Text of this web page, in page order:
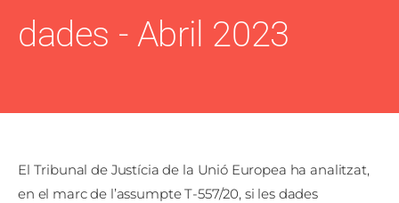
dades - Abril 2023
El Tribunal de Justícia de la Unió Europea ha analitzat,
en el marc de l’assumpte T-557/20, si les dades